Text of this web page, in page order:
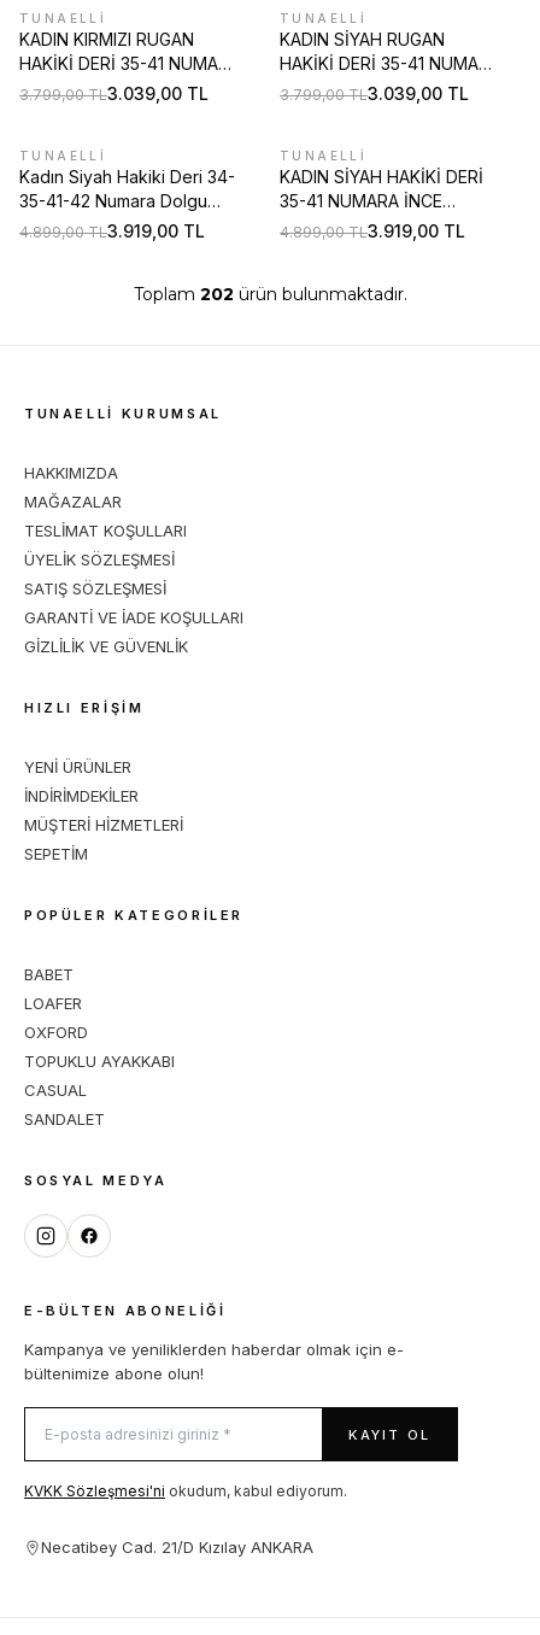
%20
TUNAELLİ
KADIN KIRMIZI RUGAN
HAKİKİ DERİ 35-41 NUMARA
ORTA TOPUKLU ARKA AÇIK
3.799,00TL3.039,00 TL
%20
TUNAELLİ
KADIN SİYAH RUGAN
HAKİKİ DERİ 35-41 NUMARA
ORTA TOPUKLU ARKA AÇIK
3.799,00TL3.039,00 TL
%20
TUNAELLİ
Kadın Siyah Hakiki Deri 34-
35-41-42 Numara Dolgu
Topuklu Ayakkabı
4.899,00TL3.919,00 TL
%20
TUNAELLİ
KADIN SİYAH HAKİKİ DERİ
35-41 NUMARA İNCE
TOPUKLU AYAKKABI
4.899,00TL3.919,00 TL
Toplam 202 ürün bulunmaktadır.
TUNAELLİ KURUMSAL
HAKKIMIZDA
MAĞAZALAR
TESLİMAT KOŞULLARI
ÜYELİK SÖZLEŞMESİ
SATIŞ SÖZLEŞMESİ
GARANTİ VE İADE KOŞULLARI
GİZLİLİK VE GÜVENLİK
HIZLI ERİŞİM
YENİ ÜRÜNLER
İNDİRİMDEKİLER
MÜŞTERİ HİZMETLERİ
SEPETİM
POPÜLER KATEGORİLER
BABET
LOAFER
OXFORD
TOPUKLU AYAKKABI
CASUAL
SANDALET
SOSYAL MEDYA
E-BÜLTEN ABONELIĞI
Kampanya ve yeniliklerden haberdar olmak için e-
bültenimize abone olun!
KAYIT OL
KVKK Sözleşmesi'ni okudum, kabul ediyorum.
Necatibey Cad. 21/D Kızılay ANKARA